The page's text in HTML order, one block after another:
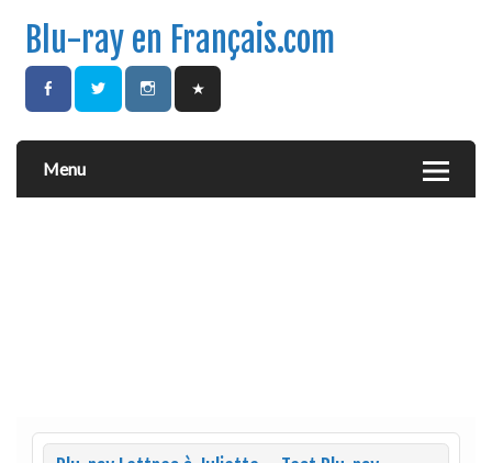
Blu-ray en Français.com
Menu